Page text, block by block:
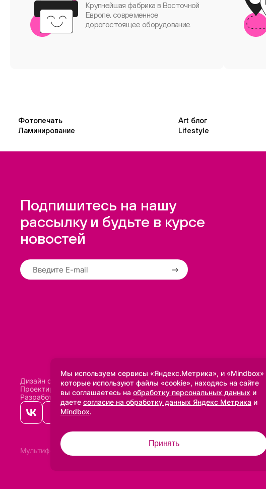
Крупнейшая фабрика в Восточной
Европе, современное
дорогостоящее оборудование.
Фотопечать Art блог
Ламинирование
Lifestyle
Подпишитесь на нашу
рассылку и будьте в курсе
новостей
Дизайн сделан вUprock
Проектирование и SEO:
Baklenev SEO
Разработано в Qualitica
Мультифото 2005-2026 ©
Мы используем сервисы «Яндекс.Метрика», и «Mindbox»
которые используют файлы «cookie», находясь на сайте
вы соглашаетесь на обработку персональных данных и
даете согласие на обработку данных Яндекс Метрика и
Mindbox.
Принять